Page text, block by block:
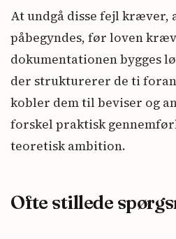
At undgå disse fejl kræver,
påbegyndes, før loven
dokumentationen bygges
der strukturerer de ti
kobler dem til beviser og
forskel praktisk
teoretisk ambition.
Ofte stillede